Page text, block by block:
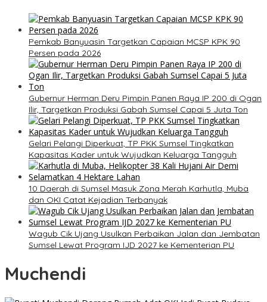
Pemkab Banyuasin Targetkan Capaian MCSP KPK 90
Persen pada 2026
Gubernur Herman Deru Pimpin Panen Raya IP 200 di Ogan
Ilir, Targetkan Produksi Gabah Sumsel Capai 5 Juta Ton
Gelari Pelangi Diperkuat, TP PKK Sumsel Tingkatkan
Kapasitas Kader untuk Wujudkan Keluarga Tangguh
10 Daerah di Sumsel Masuk Zona Merah Karhutla, Muba
dan OKI Catat Kejadian Terbanyak
Wagub Cik Ujang Usulkan Perbaikan Jalan dan Jembatan
Sumsel Lewat Program IJD 2027 ke Kementerian PU
Muchendi